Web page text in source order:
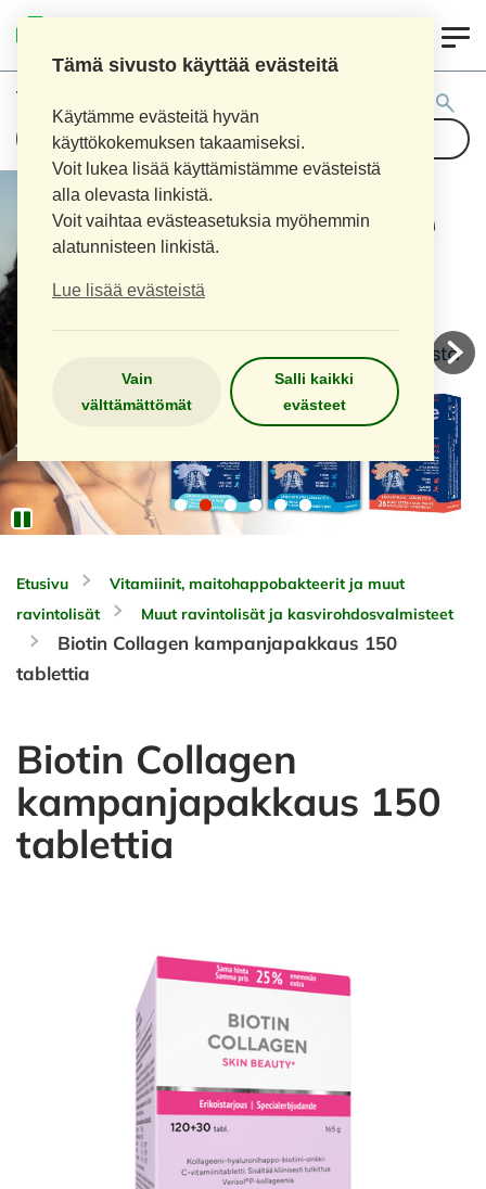
Tämä sivusto käyttää evästeitä
Käytämme evästeitä hyvän
käyttökokemuksen takaamiseksi.
Voit lukea lisää käyttämistämme evästeistä
alla olevasta linkistä.
Voit vaihtaa evästeasetuksia myöhemmin
alatunnisteen linkistä.
Lue lisää evästeistä
Vain
välttämättömät
Salli kaikki
evästeet
Tuotehaku:
Etusivu
Vitamiinit, maitohappobakteerit ja muut
ravintolisät
Muut ravintolisät ja kasvirohdosvalmisteet
Biotin Collagen kampanjapakkaus 150
tablettia
Biotin Collagen
kampanjapakkaus 150
tablettia